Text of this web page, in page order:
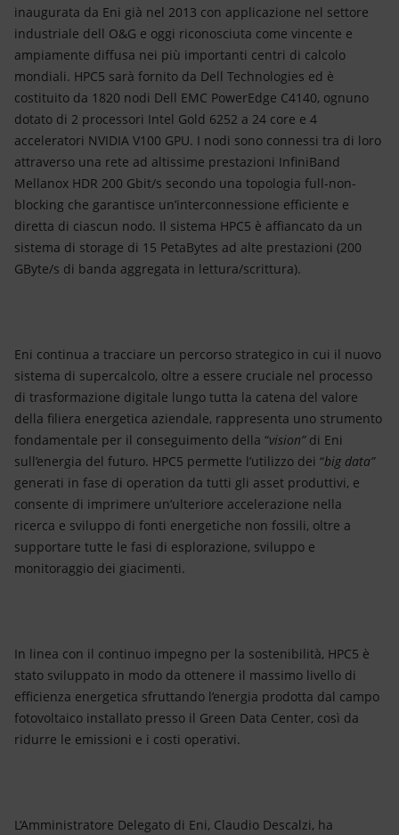
inaugurata da Eni già nel 2013 con applicazione nel settore
industriale dell O&G e oggi riconosciuta come vincente e
ampiamente diffusa nei più importanti centri di calcolo
mondiali. HPC5 sarà fornito da Dell Technologies ed è
costituito da 1820 nodi Dell EMC PowerEdge C4140, ognuno
dotato di 2 processori Intel Gold 6252 a 24 core e 4
acceleratori NVIDIA V100 GPU. I nodi sono connessi tra di loro
attraverso una rete ad altissime prestazioni InfiniBand
Mellanox HDR 200 Gbit/s secondo una topologia full-non-
blocking che garantisce un’interconnessione efficiente e
diretta di ciascun nodo. Il sistema HPC5 è affiancato da un
sistema di storage di 15 PetaBytes ad alte prestazioni (200
GByte/s di banda aggregata in lettura/scrittura).
Eni continua a tracciare un percorso strategico in cui il nuovo
sistema di supercalcolo, oltre a essere cruciale nel processo
di trasformazione digitale lungo tutta la catena del valore
della filiera energetica aziendale, rappresenta uno strumento
fondamentale per il conseguimento della “vision” di Eni
sull’energia del futuro. HPC5 permette l’utilizzo dei “big data”
generati in fase di operation da tutti gli asset produttivi, e
consente di imprimere un’ulteriore accelerazione nella
ricerca e sviluppo di fonti energetiche non fossili, oltre a
supportare tutte le fasi di esplorazione, sviluppo e
monitoraggio dei giacimenti.
In linea con il continuo impegno per la sostenibilità, HPC5 è
stato sviluppato in modo da ottenere il massimo livello di
efficienza energetica sfruttando l’energia prodotta dal campo
fotovoltaico installato presso il Green Data Center, così da
ridurre le emissioni e i costi operativi.
L’Amministratore Delegato di Eni, Claudio Descalzi, ha